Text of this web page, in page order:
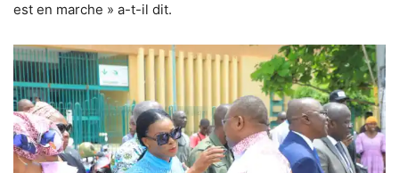
est en marche » a-t-il dit.